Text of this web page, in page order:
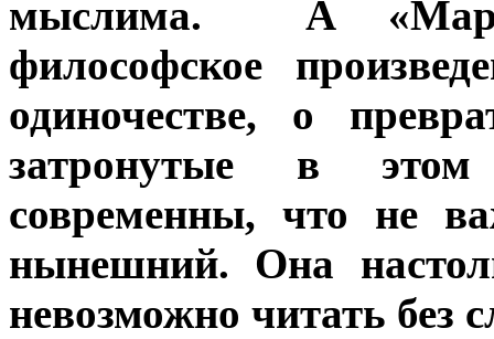
мыслима. А
философское
одиночестве, о
затронутые в этом
современны, что не
нынешний. Она
невозможно читать без